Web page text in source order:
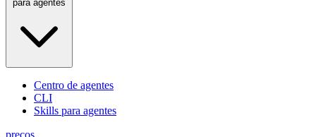
Centro de agentes
CLI
Skills para agentes
preços